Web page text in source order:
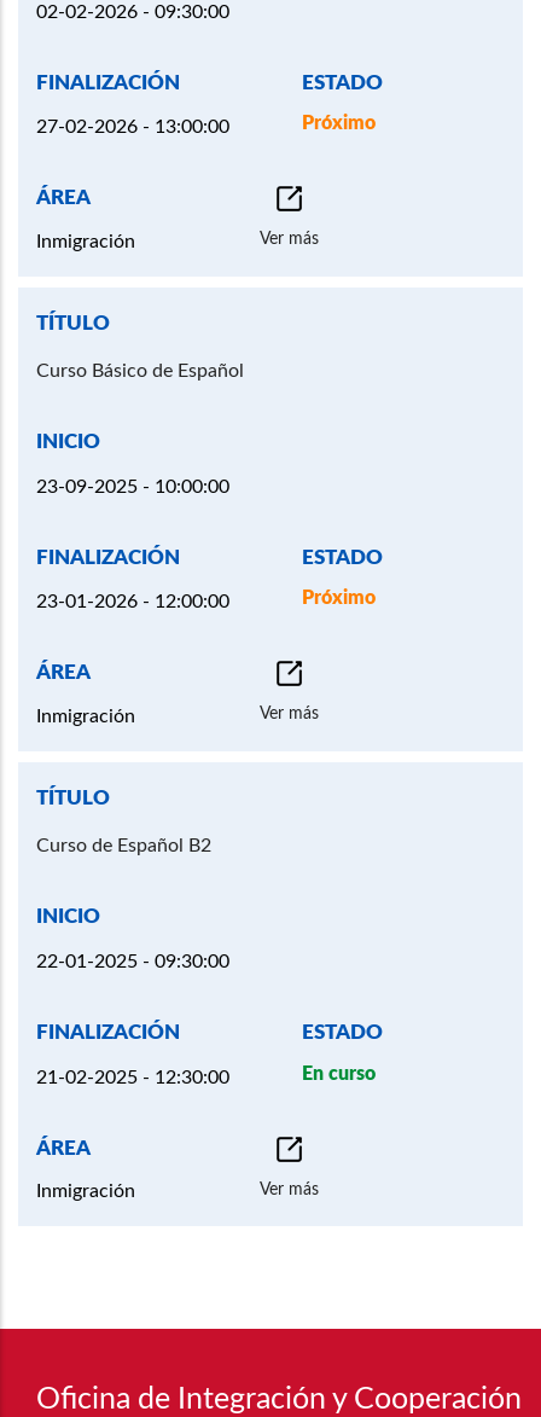
02-02-2026 - 09:30:00
27-02-2026 - 13:00:00 Próximo
Inmigración Ver más
Curso Básico de Español
23-09-2025 - 10:00:00
23-01-2026 - 12:00:00 Próximo
Inmigración Ver más
Curso de Español B2
22-01-2025 - 09:30:00
21-02-2025 - 12:30:00 En curso
Inmigración Ver más
Oficina de Integración y Cooperación